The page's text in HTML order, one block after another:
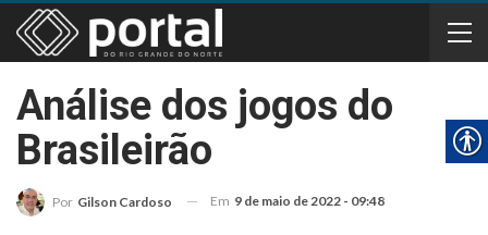
Análise dos jogos do
Brasileirão
Por Gilson Cardoso Em 9 de maio de 2022 - 09:48